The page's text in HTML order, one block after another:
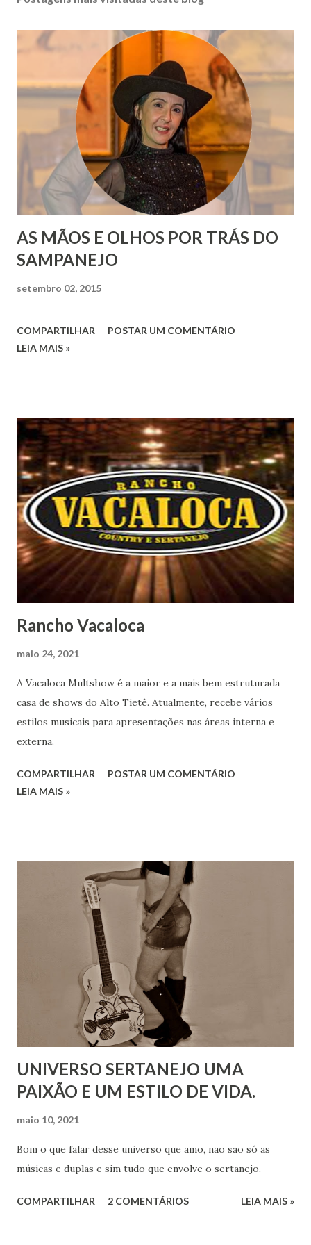
AS MÃOS E OLHOS POR TRÁS DO
SAMPANEJO
setembro 02, 2015
COMPARTILHAR
POSTAR UM COMENTÁRIO
LEIA MAIS »
Rancho Vacaloca
maio 24, 2021
A Vacaloca Multshow é a maior e a mais bem estruturada
casa de shows do Alto Tietê. Atualmente, recebe vários
estilos musicais para apresentações nas áreas interna e
externa.
COMPARTILHAR
POSTAR UM COMENTÁRIO
LEIA MAIS »
UNIVERSO SERTANEJO UMA
PAIXÃO E UM ESTILO DE VIDA.
maio 10, 2021
Bom o que falar desse universo que amo, não são só as
músicas e duplas e sim tudo que envolve o sertanejo.
COMPARTILHAR 2 COMENTÁRIOS LEIA MAIS »